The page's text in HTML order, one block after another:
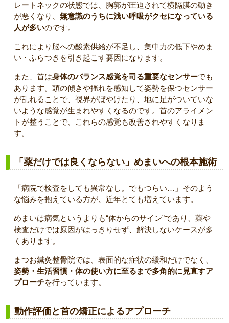
レートネックの状態では、胸郭が圧迫されて横隔膜の動き
が悪くなり、 無意識のうちに浅い呼吸がクセになっている
人が多いのです。
これにより脳への酸素供給が不足し、集中力の低下やめま
い・ふらつきを引き起こす要因になります。
また、首は身体のバランス感覚を司る重要なセンサーでも
あります。頭の傾きや揺れを感知して姿勢を保つセンサー
が乱れることで、視界がぼやけたり、地に足がついていな
いような感覚が生まれやすくなるのです。首のアライメン
トが整うことで、これらの感覚も改善されやすくなりま
す。
「薬だけでは良くならない」めまいへの根本施術
「病院で検査をしても異常なし。でもつらい…」そのよう
な悩みを抱えている方が、近年とても増えています。
めまいは病気というよりも“体からのサイン”であり、薬や
検査だけでは原因がはっきりせず、解決しないケースが多
くあります。
まつお鍼灸整骨院では、表面的な症状の緩和だけでなく、
姿勢・生活習慣・体の使い方に至るまで多角的に見直すア
プローチを行っています。
動作評価と首の矯正によるアプローチ